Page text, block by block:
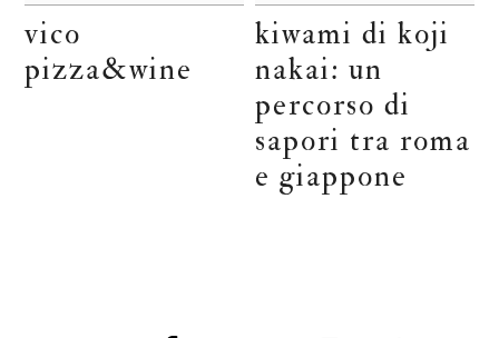
vico
pizza&wine
kiwami di koji
nakai: un
percorso di
sapori tra roma
e giappone